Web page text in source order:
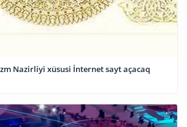
Nazirliyi xüsusi İnternet sayt açacaq